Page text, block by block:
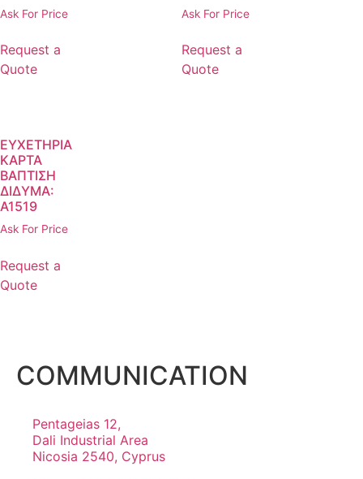
Ask For Price
Request a
Quote
Ask For Price
Request a
Quote
ΕΥΧΕΤΗΡΙΑ
ΚΑΡΤΑ
ΒΑΠΤΙΣΗ
ΔΙΔΥΜΑ:
A1519
Ask For Price
Request a
Quote
COMMUNICATION
Pentageias 12,
Dali Industrial Area
Nicosia 2540, Cyprus